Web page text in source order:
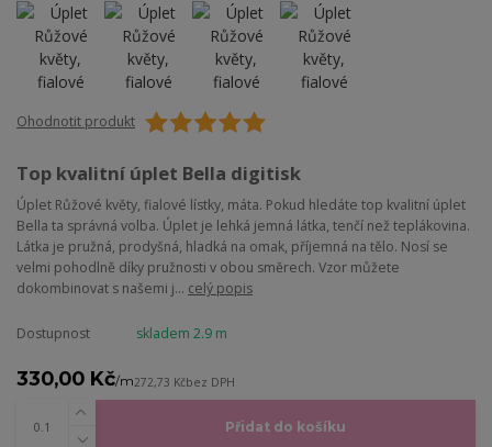
Ohodnotit produkt
Top kvalitní úplet Bella digitisk
Úplet Růžové květy, fialové lístky, máta. Pokud hledáte top kvalitní úplet
Bella ta správná volba. Úplet je lehká jemná látka, tenčí než teplákovina.
Látka je pružná, prodyšná, hladká na omak, příjemná na tělo. Nosí se
velmi pohodlně díky pružnosti v obou směrech. Vzor můžete
dokombinovat s našemi j... celý popis
Dostupnost skladem 2.9 m
330,00 Kč/m272,73 Kčbez DPH
Přidat do košíku